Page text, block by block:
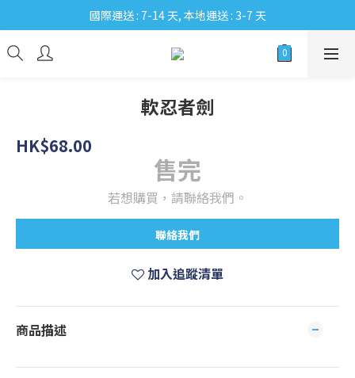
國際運送 : 7-14 天, 本地運送 : 3-7 天
軟忍者劍
HK$68.00
售完
若想購買，請聯絡我們。
聯絡我們
加入追蹤清單
商品描述